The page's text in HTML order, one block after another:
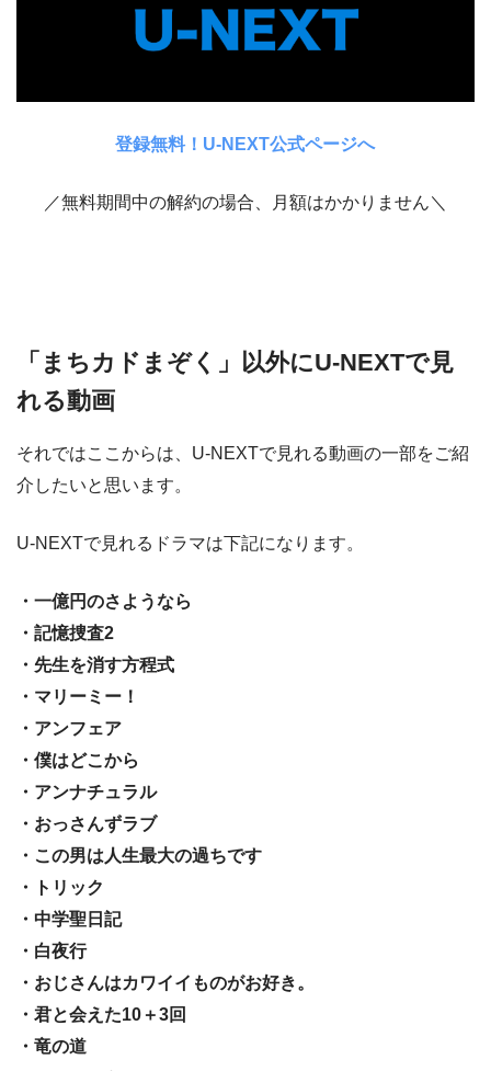
登録無料！U-NEXT公式ページへ
／無料期間中の解約の場合、月額はかかりません＼
「まちカドまぞく」以外にU-NEXTで見
れる動画
それではここからは、U-NEXTで見れる動画の一部をご紹
介したいと思います。
U-NEXTで見れるドラマは下記になります。
・一億円のさようなら
・記憶捜査2
・先生を消す方程式
・マリーミー！
・アンフェア
・僕はどこから
・アンナチュラル
・おっさんずラブ
・この男は人生最大の過ちです
・トリック
・中学聖日記
・白夜行
・おじさんはカワイイものがお好き。
・君と会えた10＋3回
・竜の道